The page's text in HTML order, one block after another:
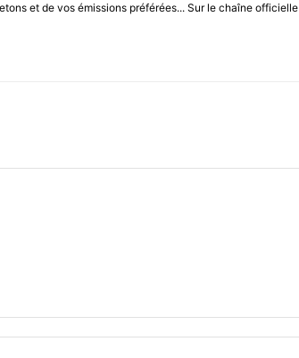
et de vos émissions préférées... Sur le chaîne officielle